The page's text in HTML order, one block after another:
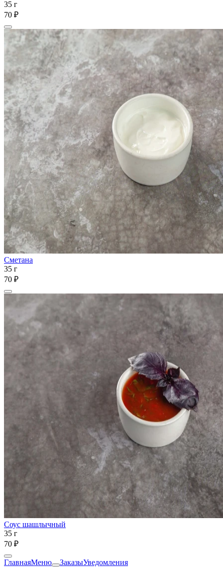
35 г
70 ₽
Сметана
35 г
70 ₽
Соус шашлычный
35 г
70 ₽
ГлавнаяМеню ЗаказыУведомления